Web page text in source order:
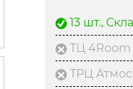
13 шт.,
ТЦ 4Room
ТРЦ